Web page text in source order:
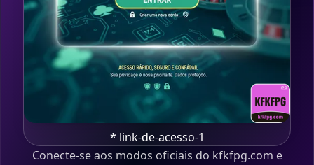
* link-de-acesso-1
Conecte-se aos modos oficiais do kfkfpg.com e